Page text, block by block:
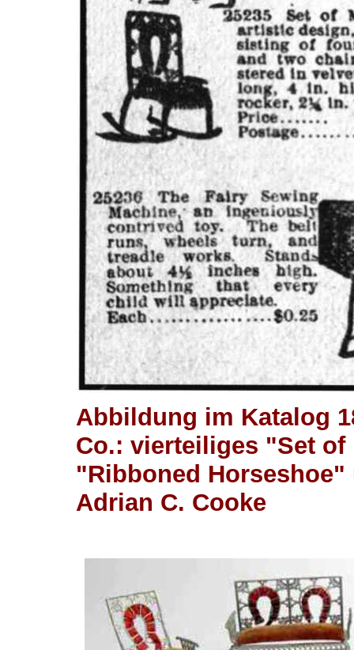
Abbildung im Katalog
Co.: vierteiliges "Set
"Ribboned
Adrian C. Cooke